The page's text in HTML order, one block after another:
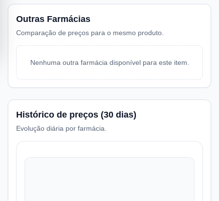
Outras Farmácias
Comparação de preços para o mesmo produto.
Nenhuma outra farmácia disponível para este item.
Histórico de preços (30 dias)
Evolução diária por farmácia.